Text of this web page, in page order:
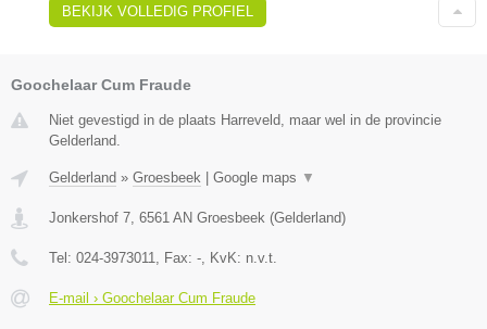
BEKIJK VOLLEDIG PROFIEL
Goochelaar Cum Fraude
Niet gevestigd in de plaats Harreveld, maar wel in de provincie
Gelderland.
Gelderland » Groesbeek Google maps ▼
Jonkershof 7, 6561 AN Groesbeek (Gelderland)
Tel: 024-3973011, Fax: -, KvK: n.v.t.
E-mail › Goochelaar Cum Fraude